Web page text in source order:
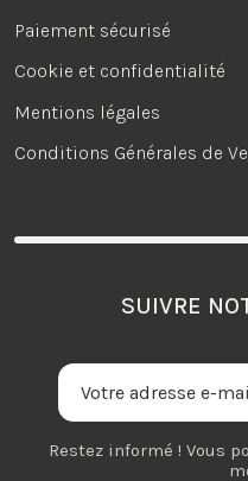
Paiement sécurisé
Cookie et confidentialité
Mentions légales
Conditions Générales de
SUIVRE
Restez informé ! Vous